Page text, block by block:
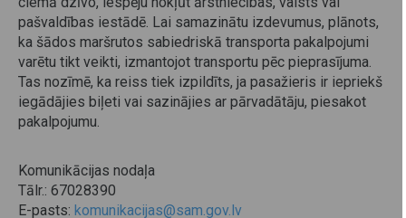
pašvaldības iestādē. Lai samazinātu izdevumus, plānots,
ka šādos maršrutos sabiedriskā transporta pakalpojumi
varētu tikt veikti, izmantojot transportu pēc pieprasījuma.
Tas nozīmē, ka reiss tiek izpildīts, ja pasažieris ir iepriekš
iegādājies biļeti vai sazinājies ar pārvadātāju, piesakot
pakalpojumu.
Komunikācijas nodaļa
Tālr.: 67028390
E-pasts: komunikacijas@sam.gov.lv